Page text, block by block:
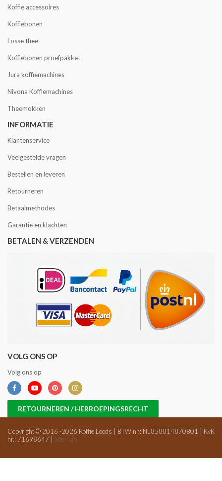
Koffie accessoires
Koffiebonen
Losse thee
Koffiebonen proefpakket
Jura koffiemachines
Nivona Koffiemachines
Theemokken
INFORMATIE
Klantenservice
Veelgestelde vragen
Bestellen en leveren
Retourneren
Betaalmethodes
Garantie en klachten
BETALEN & VERZENDEN
VOLG ONS OP
Volg ons op
RETOURNEREN / HERROEPINGSRECHT
Copyright © 2016 -2026 Koffie Loods | BTW nr.: NL858814870B01 | KvK
nr.: 71698647 | Sitemap